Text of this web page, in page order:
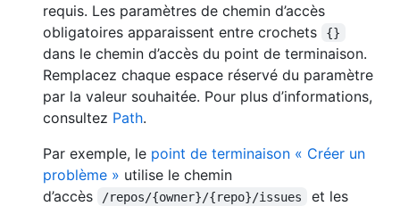
requis. Les paramètres de chemin d’accès
obligatoires apparaissent entre crochets
{}
dans le chemin d’accès du point de terminaison.
Remplacez chaque espace réservé du paramètre
par la valeur souhaitée. Pour plus d’informations,
consultez Path.
Par exemple, le point de terminaison « Créer un
problème » utilise le chemin
d’accès
/repos/{owner}/{repo}/issues
et les